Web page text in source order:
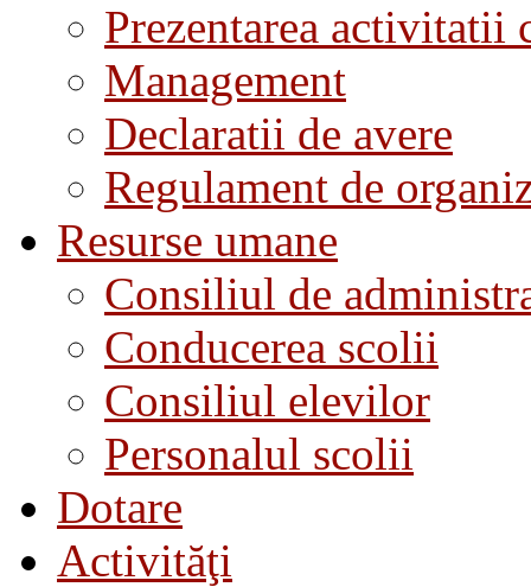
Prezentarea activitatii
Management
Declaratii de avere
Regulament de
Resurse umane
Consiliul de
Conducerea scolii
Consiliul elevilor
Personalul scolii
Dotare
Activităţi